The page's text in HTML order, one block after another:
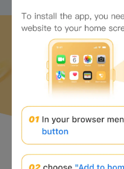
下載蜜蜂網
並開始